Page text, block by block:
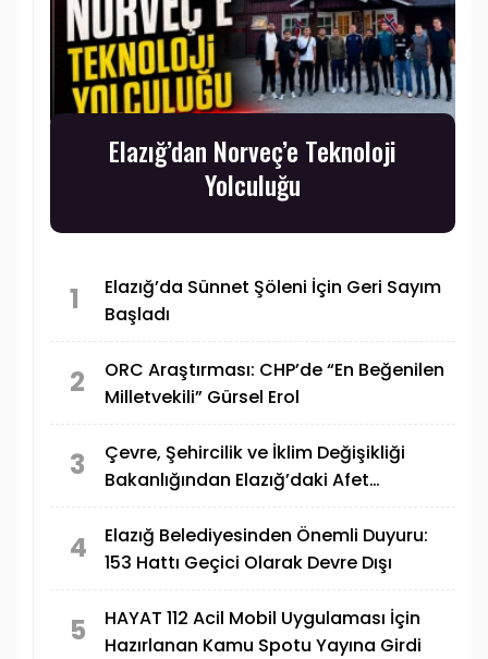
Elazığ’dan Norveç’e Teknoloji
Yolculuğu
1
Elazığ’da Sünnet Şöleni İçin Geri Sayım
Başladı
2
ORC Araştırması: CHP’de “En Beğenilen
Milletvekili” Gürsel Erol
3
Çevre, Şehircilik ve İklim Değişikliği
Bakanlığından Elazığ’daki Afet
4
Elazığ Belediyesinden Önemli Duyuru:
153 Hattı Geçici Olarak Devre Dışı
5
HAYAT 112 Acil Mobil Uygulaması İçin
Hazırlanan Kamu Spotu Yayına Girdi